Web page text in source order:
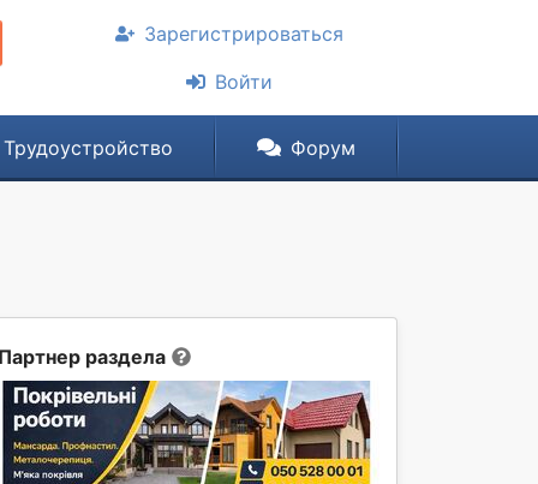
Зарегистрироваться
Войти
Трудоустройство Форум
раздела